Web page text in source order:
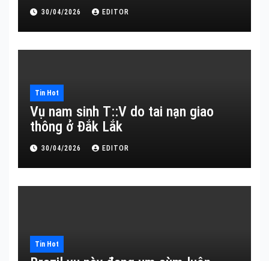
30/04/2026 EDITOR
Tin Hot
Vụ nam sinh T::V do tai nạn giao
thông ở Đắk Lắk
30/04/2026 EDITOR
Tin Hot